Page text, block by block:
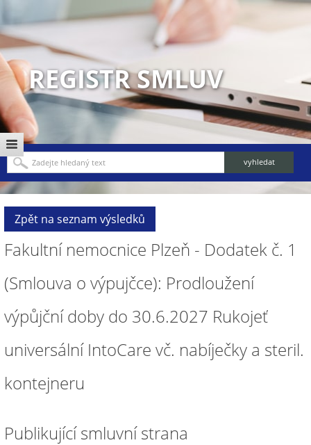
REGISTR SMLUV
Zpět na seznam výsledků
Fakultní nemocnice Plzeň - Dodatek č. 1
(Smlouva o výpujčce): Prodloužení
výpůjční doby do 30.6.2027 Rukojeť
universální IntoCare vč. nabíječky a steril.
kontejneru
Publikující smluvní strana